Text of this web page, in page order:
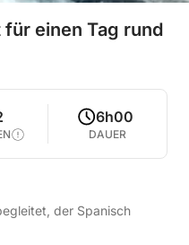
einen Tag rund
6h00
DAUER
der Spanisch